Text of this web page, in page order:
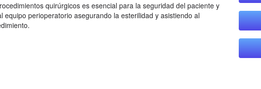
quirúrgicos es esencial para la seguridad del paciente y
perioperatorio asegurando la esterilidad y asistiendo al